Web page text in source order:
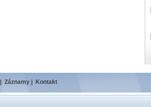
Záznamy Kontakt